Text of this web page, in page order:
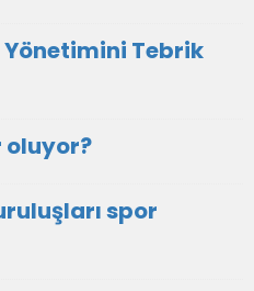
Tebrik
oluyor?
spor